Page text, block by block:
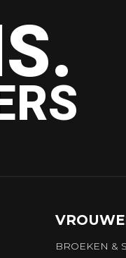
BROEKEN &